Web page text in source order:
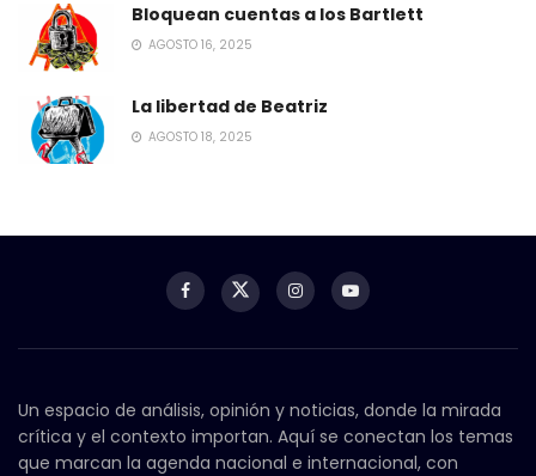
Bloquean cuentas a los Bartlett
AGOSTO 16, 2025
La libertad de Beatriz
AGOSTO 18, 2025
Un espacio de análisis, opinión y noticias, donde la mirada
crítica y el contexto importan. Aquí se conectan los temas
que marcan la agenda nacional e internacional, con